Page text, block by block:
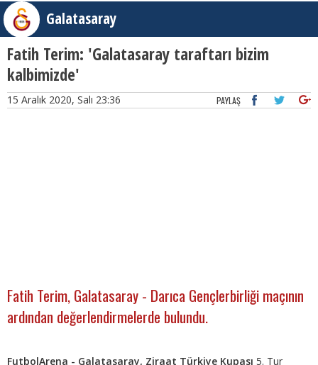
Galatasaray
Fatih Terim: 'Galatasaray taraftarı bizim
kalbimizde'
15 Aralık 2020, Salı 23:36 PAYLAŞ
Fatih Terim, Galatasaray - Darıca Gençlerbirliği maçının
ardından değerlendirmelerde bulundu.
FutbolArena - Galatasaray, Ziraat Türkiye Kupası 5. Tur